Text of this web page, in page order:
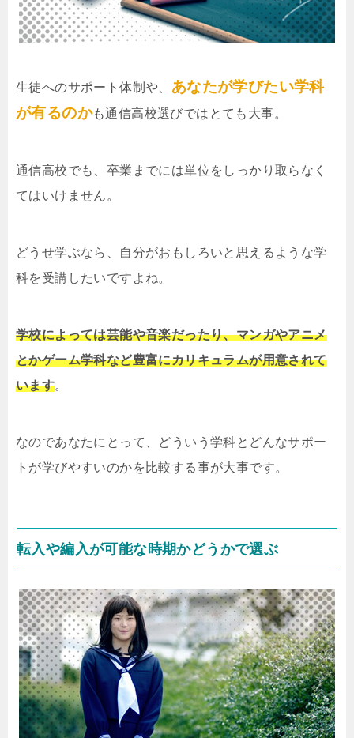
生徒へのサポート体制や、 あなたが学びたい学科
が有るのかも通信高校選びではとても大事。
通信高校でも、卒業までには単位をしっかり取らなく
てはいけません。
どうせ学ぶなら、自分がおもしろいと思えるような学
科を受講したいですよね。
学校によっては芸能や音楽だったり、マンガやアニメ
とかゲーム学科など豊富にカリキュラムが用意されて
います。
なのであなたにとって、どういう学科とどんなサポー
トが学びやすいのかを比較する事が大事です。
転入や編入が可能な時期かどうかで選ぶ